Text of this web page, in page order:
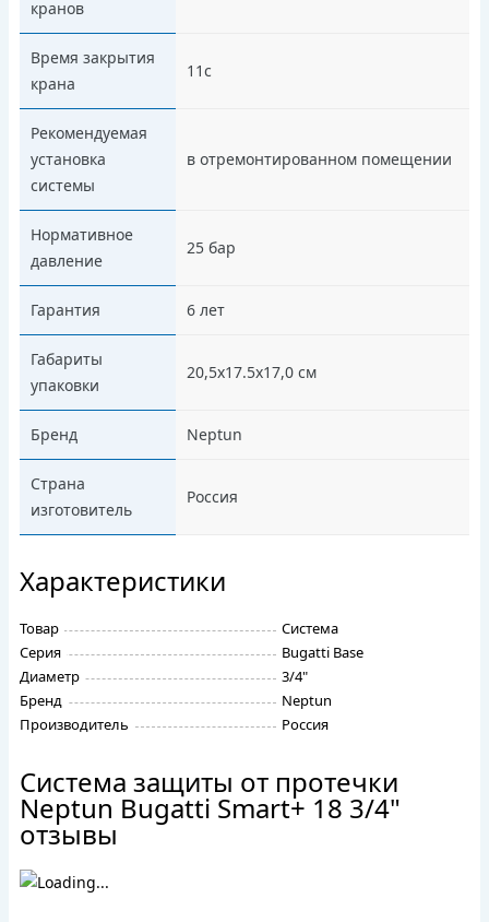
кранов
Время закрытия
крана
11с
Рекомендуемая
установка
системы
в отремонтированном помещении
Нормативное
давление
25 бар
Гарантия 6 лет
Габариты
упаковки
20,5x17.5x17,0 см
Бренд Neptun
Страна
изготовитель
Россия
Характеристики
Товар
Система
Серия
Bugatti Base
Диаметр
3/4"
Бренд
Neptun
Производитель
Россия
Система защиты от протечки
Neptun Bugatti Smart+ 18 3/4"
отзывы